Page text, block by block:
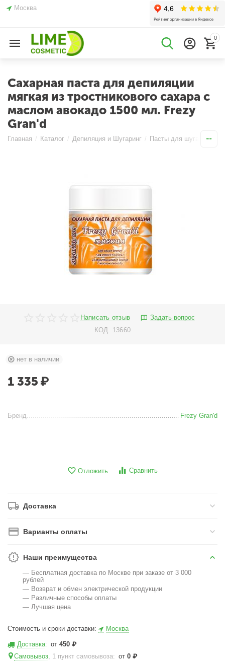
Москва
0
Сахарная паста для депиляции
мягкая из тростникового сахара с
маслом авокадо 1500 мл. Frezy
Gran'd
Главная / Каталог / Депиляция и Шугаринг / Пасты для шугаринга
Написать отзыв
Задать вопрос
КОД: 13660
нет в наличии
1 335 ₽
Бренд Frezy Gran'd
Отложить Сравнить
Доставка
Варианты оплаты
Наши преимущества
— Бесплатная доставка по Москве при заказе от 3 000
рублей
— Возврат и обмен электрической продукции
— Различные способы оплаты
— Лучшая цена
Стоимость и сроки доставки: Москва
Доставка: от450 ₽
Самовывоз, 1 пункт самовывоза: от0 ₽